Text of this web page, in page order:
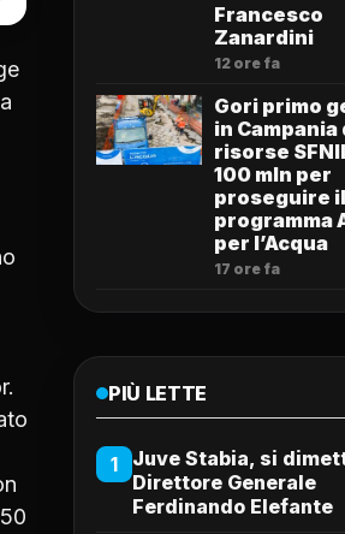
Francesco
Zanardini
12 ore fa
Gori primo
in Campania
risorse
100 mln per
proseguire il
programma
per l’Acqua
17 ore fa
PIÙ LETTE
1
Juve Stabia, si
Direttore Generale
Ferdinando Elefante